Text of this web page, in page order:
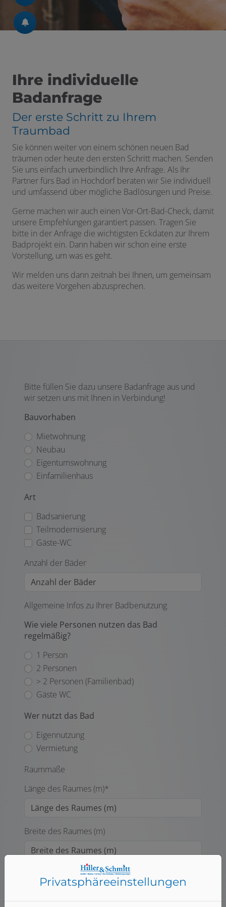
Ihre individuelle
Badanfrage
Der erste Schritt zu Ihrem
Traumbad
Sie können weiter von einem schönen neuen Bad
träumen oder heute den ersten Schritt machen. Senden
Sie uns einfach unverbindlich Ihre Anfrage. Als Ihr
Partner fürs Bad in Hochdorf beraten wir Sie individuell
und umfassend über mögliche Badlösungen und Preise.
Gerne machen wir auch einen Vor-Ort-Bad-Check, damit
unsere Empfehlungen garantiert passen. Tragen Sie
bitte in der Anfrage die wichtigsten Eckdaten zur Ihrem
Badprojekt ein. Dann haben wir schon eine erste
Vorstellung, um was es geht.
Wir melden uns dann zeitnah bei Ihnen, um gemeinsam
das weitere Vorgehen abzusprechen.
Bitte füllen Sie dazu unsere Badanfrage aus und
wir setzen uns mit Ihnen in Verbindung!
Bauvorhaben
Mietwohnung
Neubau
Eigentumswohnung
Einfamilienhaus
Art
Badsanierung
Teilmodernisierung
Gäste-WC
Anzahl der Bäder
Allgemeine Infos zu Ihrer Badbenutzung
Wie viele Personen nutzen das Bad
regelmäßig?
1 Person
2 Personen
> 2 Personen (Familienbad)
Gäste WC
Wer nutzt das Bad
Eigennutzung
Vermietung
Raummaße
Länge des Raumes (m)*
Breite des Raumes (m)
Höhe des Raumes (m)
Privatsphäre­einstellungen